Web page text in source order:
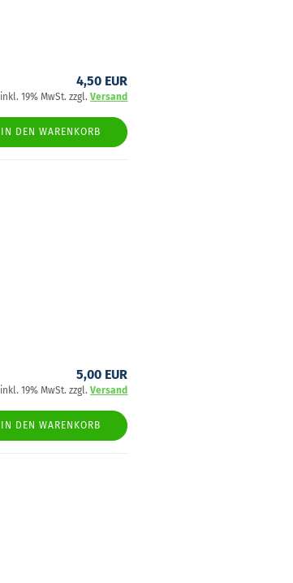
4,50 EUR
inkl. 19% MwSt. zzgl.Versand
IN DEN WARENKORB
5,00 EUR
inkl. 19% MwSt. zzgl.Versand
IN DEN WARENKORB